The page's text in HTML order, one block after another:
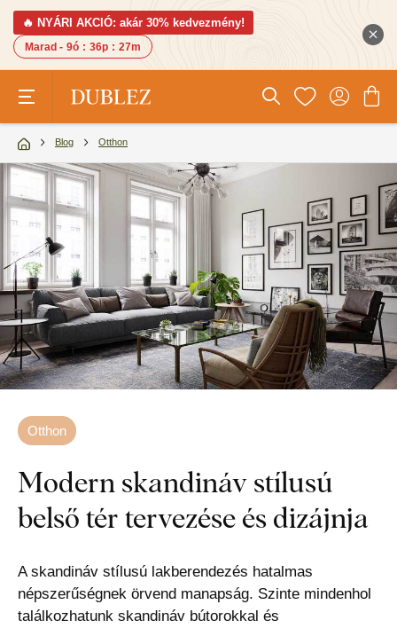
🔥 NYÁRI AKCIÓ: akár 30% kedvezmény!
Marad - 9ó : 36p : 25m
Blog Otthon
Otthon
Modern skandináv stílusú
belső tér tervezése és dizájnja
A skandináv stílusú lakberendezés hatalmas
népszerűségnek örvend manapság. Szinte mindenhol
találkozhatunk skandináv bútorokkal és